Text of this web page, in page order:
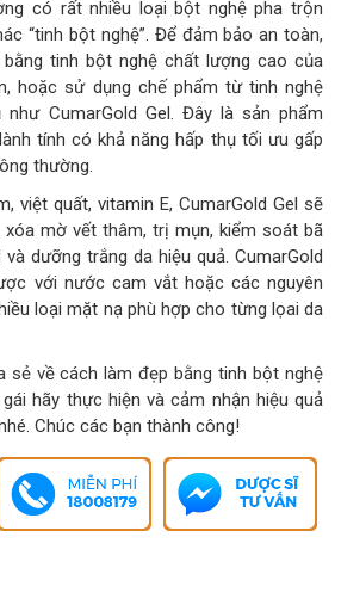
có rất nhiều loại bột nghệ pha trộn
“tinh bột nghệ”. Để đảm bảo an toàn,
tinh bột nghệ chất lượng cao của
hoặc sử dụng chế phẩm từ tinh nghệ
như CumarGold Gel. Đây là sản phẩm
tính có khả năng hấp thụ tối ưu gấp
thường.
việt quất, vitamin E, CumarGold Gel sẽ
mờ vết thâm, trị mụn, kiểm soát bã
dưỡng trắng da hiệu quả. CumarGold
với nước cam vắt hoặc các nguyên
loại mặt nạ phù hợp cho từng lọai da
sẻ về cách làm đẹp bằng tinh bột nghệ
hãy thực hiện và cảm nhận hiệu quả
Chúc các bạn thành công!